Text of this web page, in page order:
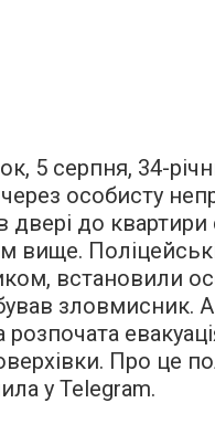
5 серпня, 34-
особисту
двері до квартири
вище.
встановили
зловмисник. А
розпочата
Про це
у Telegram.